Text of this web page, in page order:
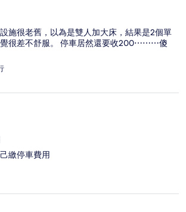
施很老舊，以為是雙人加大床，結果是2個單
覺很差不舒服。 停車居然還要收200⋯⋯⋯傻
繳停車費用